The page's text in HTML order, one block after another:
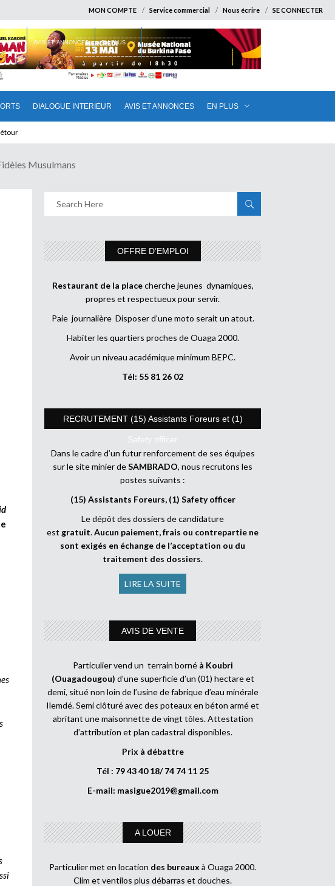
MON COMPTE Service commercial Nous écrire SE CONNECTER
DIALOGUE INTERIEUR AVIS ET ANNONCES EN PLUS
AVIS ET ANNONCES EN PLUS
Musulmans
OFFRE D’EMPLOI
Restaurant de la placecherche jeunes dynamiques,
propres et respectueux pour servir.
Paie journalière Disposer d’une moto serait un atout.
Habiter les quartiers proches de Ouaga 2000.
Avoir un niveau académique minimum BEPC.
Tél: 55 81 26 02
RECRUTEMENT (15) Assistants Foreurs et (1)
Safety officer
Dans le cadre d’un futur renforcement de ses équipes
sur le site minier deSAMBRADO, nous recrutons les
postes suivants :
(15) Assistants Foreurs, (1) Safety officer
Le dépôt des dossiers de candidature
est gratuit.Aucun paiement, frais ou contrepartie ne
sont exigés en échange de l’acceptation ou du
traitement des dossiers.
LIRE LA SUITE
AVIS DE VENTE
Particulier vend un terrain borné à Koubri
(Ouagadougou) d’une superficie d’un (01) hectare et
demi, situé non loin de l’usine de fabrique d’eau minérale
Ilemdé. Semi clôturé avec des poteaux en béton armé et
abritant une maisonnette de vingt tôles. Attestation
d’attribution et plan cadastral disponibles.
Prix à débattre
Tél : 79 43 40 18/ 74 74 11 25
E-mail: masigue2019@gmail.com
A LOUER
Particulier met en location des bureaux à Ouaga 2000.
Clim et ventilos plus débarras et douches.